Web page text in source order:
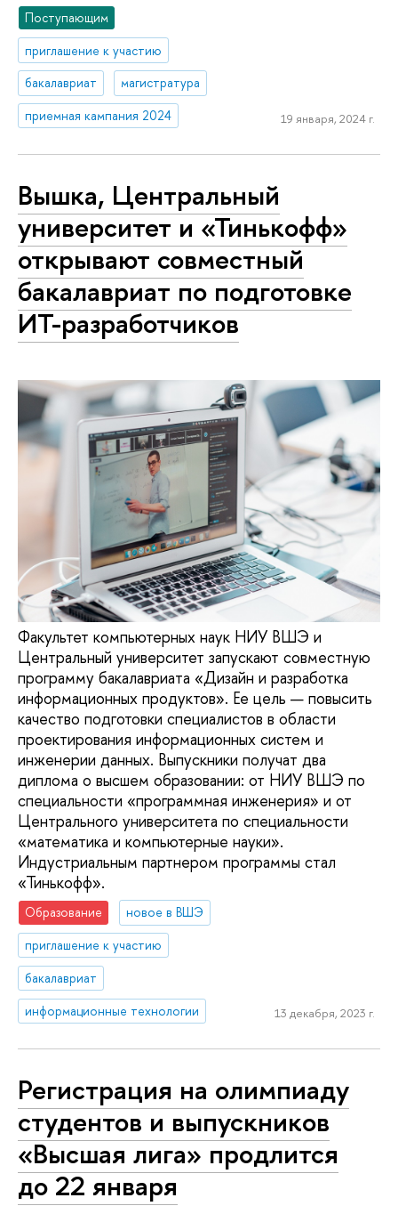
Поступающим
приглашение к участию
бакалавриат
магистратура
приемная кампания 2024
19 января, 2024 г.
Вышка, Центральный
университет и «Тинькофф»
открывают совместный
бакалавриат по подготовке
ИТ-разработчиков
Факультет компьютерных наук НИУ ВШЭ и
Центральный университет запускают совместную
программу бакалавриата «Дизайн и разработка
информационных продуктов». Ее цель — повысить
качество подготовки специалистов в области
проектирования информационных систем и
инженерии данных. Выпускники получат два
диплома о высшем образовании: от НИУ ВШЭ по
специальности «программная инженерия» и от
Центрального университета по специальности
«математика и компьютерные науки».
Индустриальным партнером программы стал
«Тинькофф».
Образование
новое в ВШЭ
приглашение к участию
бакалавриат
информационные технологии
13 декабря, 2023 г.
Регистрация на олимпиаду
студентов и выпускников
«Высшая лига» продлится
до 22 января